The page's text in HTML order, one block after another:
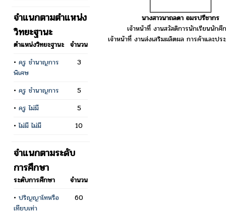
จำแนกตามตำแหน่ง
วิทยะฐานะ
ตำแหน่งวิทยะฐานะ จำนวน
• ครู ชำนาญการ
พิเศษ
3
• ครู ชำนาญการ
5
• ครู ไม่มี
5
•ไม่มี ไม่มี 10
จำแนกตามระดับ
การศึกษา
ระดับการศึกษา
จำนวน
• ปริญญาโทหรือ
เทียบเท่า
60
นางสาวนาถลดา อมรปรีชากร
เจ้าหน้าที่ งานสวัสดิการนักเรียนนักศึ
เจ้าหน้าที่ งานส่งเสริมผลิตผล การค้าและป